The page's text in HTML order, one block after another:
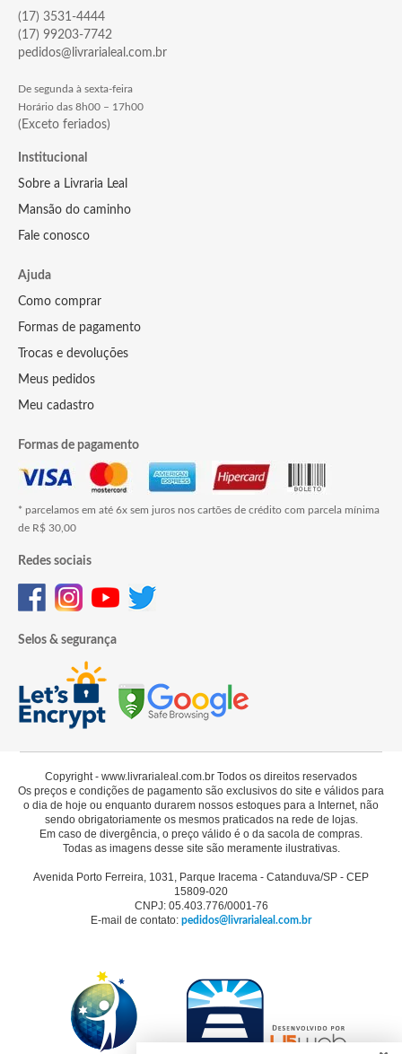
(17) 3531-4444
(17) 99203-7742
pedidos@livrarialeal.com.br
De segunda à sexta-feira
Horário das 8h00 – 17h00
(Exceto feriados)
Institucional
Sobre a Livraria Leal
Mansão do caminho
Fale conosco
Ajuda
Como comprar
Formas de pagamento
Trocas e devoluções
Meus pedidos
Meu cadastro
Formas de pagamento
* parcelamos em até 6x sem juros nos cartões de crédito com parcela mínima
de R$ 30,00
Redes sociais
Selos & segurança
Copyright - www.livrarialeal.com.br Todos os direitos reservados
Os preços e condições de pagamento são exclusivos do site e válidos para
o dia de hoje ou enquanto durarem nossos estoques para a Internet, não
sendo obrigatoriamente os mesmos praticados na rede de lojas.
Em caso de divergência, o preço válido é o da sacola de compras.
Todas as imagens desse site são meramente ilustrativas.
Avenida Porto Ferreira, 1031, Parque Iracema - Catanduva/SP - CEP
15809-020
CNPJ: 05.403.776/0001-76
E-mail de contato: pedidos@livrarialeal.com.br